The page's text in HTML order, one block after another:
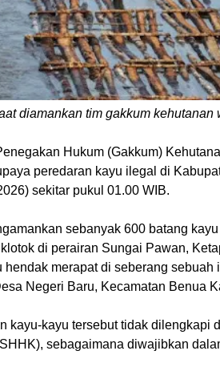
diamankan tim gakkum kehutanan
Hukum (Gakkum)
peredaran kayu ilegal di
sekitar pukul 01.00 WIB.
sebanyak 600 batang
di perairan Sungai Pawan,
merapat di seberang sebuah
Negeri Baru, Kecamatan Benua
kayu-kayu tersebut tidak dilengkapi
sebagaimana diwajibkan